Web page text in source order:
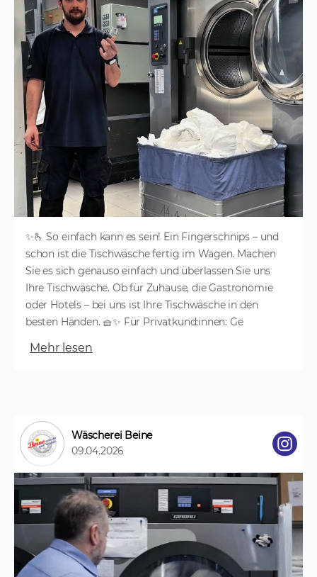
✨🫰 So einfach kann es sein! Ein Fingerschnips – und
schon ist die Tischwäsche fertig im Wagen. Machen
Sie es sich genauso einfach und überlassen Sie uns
Ihre Tischwäsche. Ob für Zuhause, die Gastronomie
oder Hotels – bei uns ist Ihre Tischwäsche in den
besten Händen. 🧺✨ Für Privatkund:innen: Ge
Mehr lesen
Wäscherei Beine
09.04.2026